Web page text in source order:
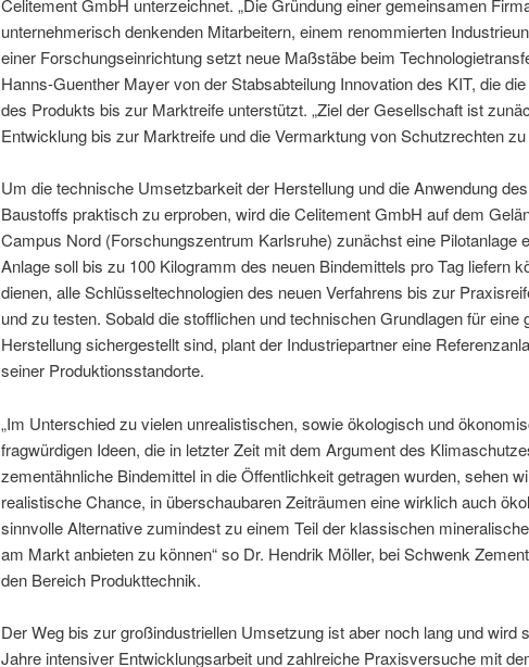
Celitement GmbH unterzeichnet. „Die Gründung einer gemeinsamen
unternehmerisch denkenden Mitarbeitern, einem renommierten
einer Forschungseinrichtung setzt neue Maßstäbe beim
Hanns-Guenther Mayer von der Stabsabteilung Innovation des KIT, die
des Produkts bis zur Marktreife unterstützt. „Ziel der Gesellschaft ist
Entwicklung bis zur Marktreife und die Vermarktung von Schutzrechten zu
Um die technische Umsetzbarkeit der Herstellung und die Anwendung
Baustoffs praktisch zu erproben, wird die Celitement GmbH auf dem
Campus Nord (Forschungszentrum Karlsruhe) zunächst eine Pilotanlage
Anlage soll bis zu 100 Kilogramm des neuen Bindemittels pro Tag liefern
dienen, alle Schlüsseltechnologien des neuen Verfahrens bis zur
und zu testen. Sobald die stofflichen und technischen Grundlagen für eine
Herstellung sichergestellt sind, plant der Industriepartner eine
seiner Produktionsstandorte.
„Im Unterschied zu vielen unrealistischen, sowie ökologisch und
fragwürdigen Ideen, die in letzter Zeit mit dem Argument des
zementähnliche Bindemittel in die Öffentlichkeit getragen wurden, sehen
realistische Chance, in überschaubaren Zeiträumen eine wirklich auch
sinnvolle Alternative zumindest zu einem Teil der klassischen
am Markt anbieten zu können“ so Dr. Hendrik Möller, bei Schwenk
den Bereich Produkttechnik.
Der Weg bis zur großindustriellen Umsetzung ist aber noch lang und wird
Jahre intensiver Entwicklungsarbeit und zahlreiche Praxisversuche mit